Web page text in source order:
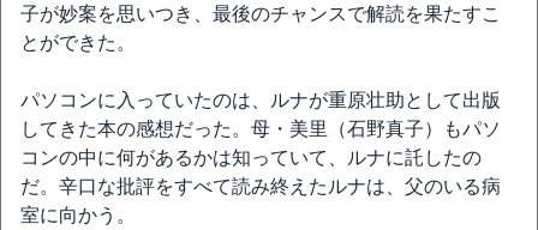
子が妙案を思いつき、最後のチャンスで解読を果たすこ
とができた。
パソコンに入っていたのは、ルナが重原壮助として出版
してきた本の感想だった。母・美里（石野真子）もパソ
コンの中に何があるかは知っていて、ルナに託したの
だ。辛口な批評をすべて読み終えたルナは、父のいる病
室に向かう。